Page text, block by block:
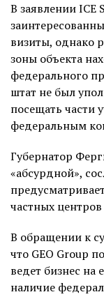
В заявлении ICE
визиты, однако
зоны объекта
федерального
штат не был
посещать части
федеральным
Губернатор
«абсурдной»,
частных
В обращении к
что GEO Group
ведет бизнес на
наличие